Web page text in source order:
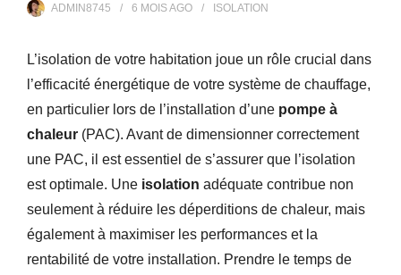
ADMIN8745 6 MOISAGO ISOLATION
L’isolation de votre habitation joue un rôle crucial dans
l’efficacité énergétique de votre système de chauffage,
en particulier lors de l’installation d’une pompe à
chaleur (PAC). Avant de dimensionner correctement
une PAC, il est essentiel de s’assurer que l’isolation
est optimale. Une isolation adéquate contribue non
seulement à réduire les déperditions de chaleur, mais
également à maximiser les performances et la
rentabilité de votre installation. Prendre le temps de